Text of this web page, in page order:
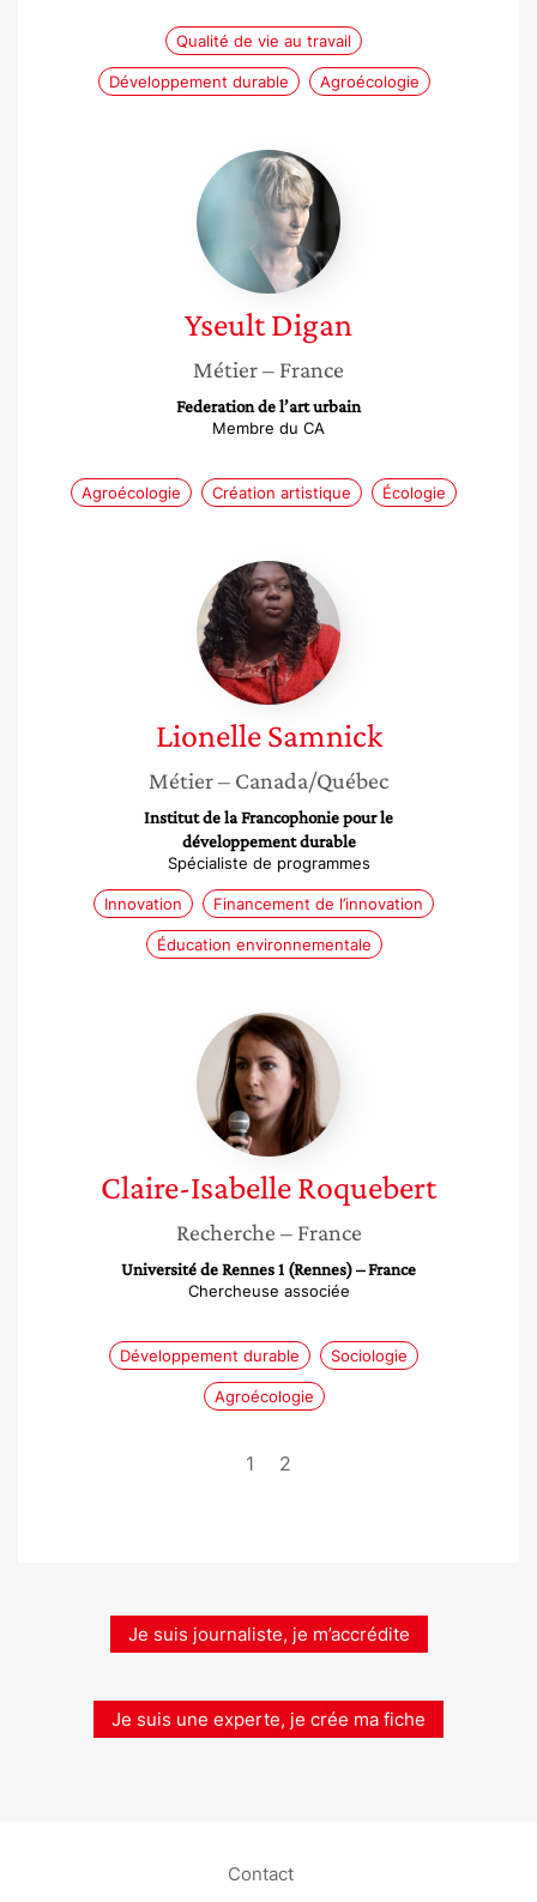
Qualité de vie au travail
Développement durable Agroécologie
Yseult
Digan
YseultDigan
Métier– France
Federation de l’art urbain
Membre du CA
Agroécologie Création artistique Écologie
Lionelle
Samnick
Lionelle Samnick
Métier– Canada/Québec
Institut de la Francophonie pour le
développement durable
Spécialiste de programmes
Innovation Financement de l’innovation
Éducation environnementale
Claire-
Isabelle
Roquebert
Claire-IsabelleRoquebert
Recherche – France
Université de Rennes 1 (Rennes) – France
Chercheuse associée
Développement durable Sociologie
Agroécologie
1 2
Je suis journaliste, je m’accrédite
Je suis une experte, je crée ma fiche
Contact